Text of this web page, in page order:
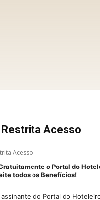
Acesso
Acesso
o Portal do
todos os Benefícios!
assinante do Portal do